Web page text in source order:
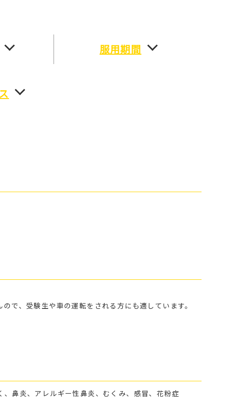
服用期間
で、受験生や車の運転をされる方にも適しています。
鼻炎、アレルギー性鼻炎、むくみ、感冒、花粉症